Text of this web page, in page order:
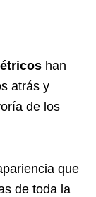
han
atrás y
de los
que
de toda la